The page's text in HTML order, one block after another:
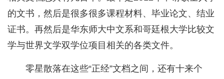
的文书，然后是很多很多课程材料、毕业论文、结业
证书。再然后是华东师大中文系和哥廷根大学比较文
学与世界文学双学位项目相关的各类文件。
零星散落在这些“正经”文档之间，还有十来个